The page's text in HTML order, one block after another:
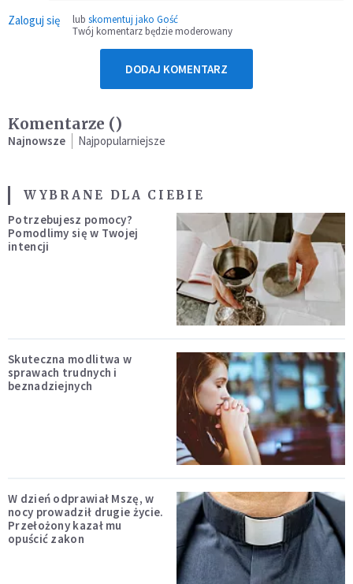
Zaloguj się lub skomentuj jako Gość
Twój komentarz będzie moderowany
DODAJ KOMENTARZ
Komentarze ()
Najnowsze Najpopularniejsze
WYBRANE DLA CIEBIE
Potrzebujesz pomocy?
Pomodlimy się w Twojej
intencji
Skuteczna modlitwa w
sprawach trudnych i
beznadziejnych
W dzień odprawiał Mszę, w
nocy prowadził drugie życie.
Przełożony kazał mu
opuścić zakon